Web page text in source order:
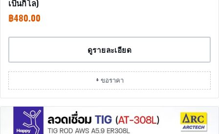
เป็นกิโล)
฿480.00
ดูรายละเอียด
+ ขอราคา